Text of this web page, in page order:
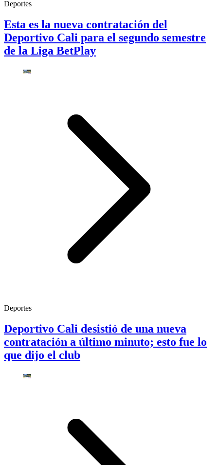
Deportes
Esta es la nueva contratación del
Deportivo Cali para el segundo semestre
de la Liga BetPlay
Deportes
Deportivo Cali desistió de una nueva
contratación a último minuto; esto fue lo
que dijo el club